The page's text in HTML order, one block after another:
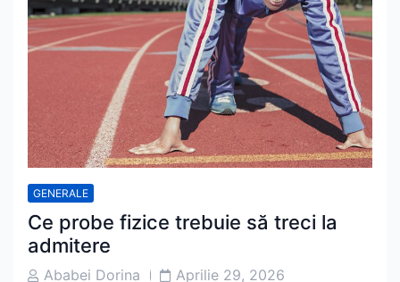
GENERALE
Ce probe fizice trebuie să treci la
admitere
PostAbabei Dorina
PostAprilie 29, 2026